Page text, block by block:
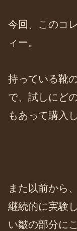
今回、このコ
ィー。
持っている靴
で、試しにど
もあって購入
また以前から
継続的に実験
い皺の部分に